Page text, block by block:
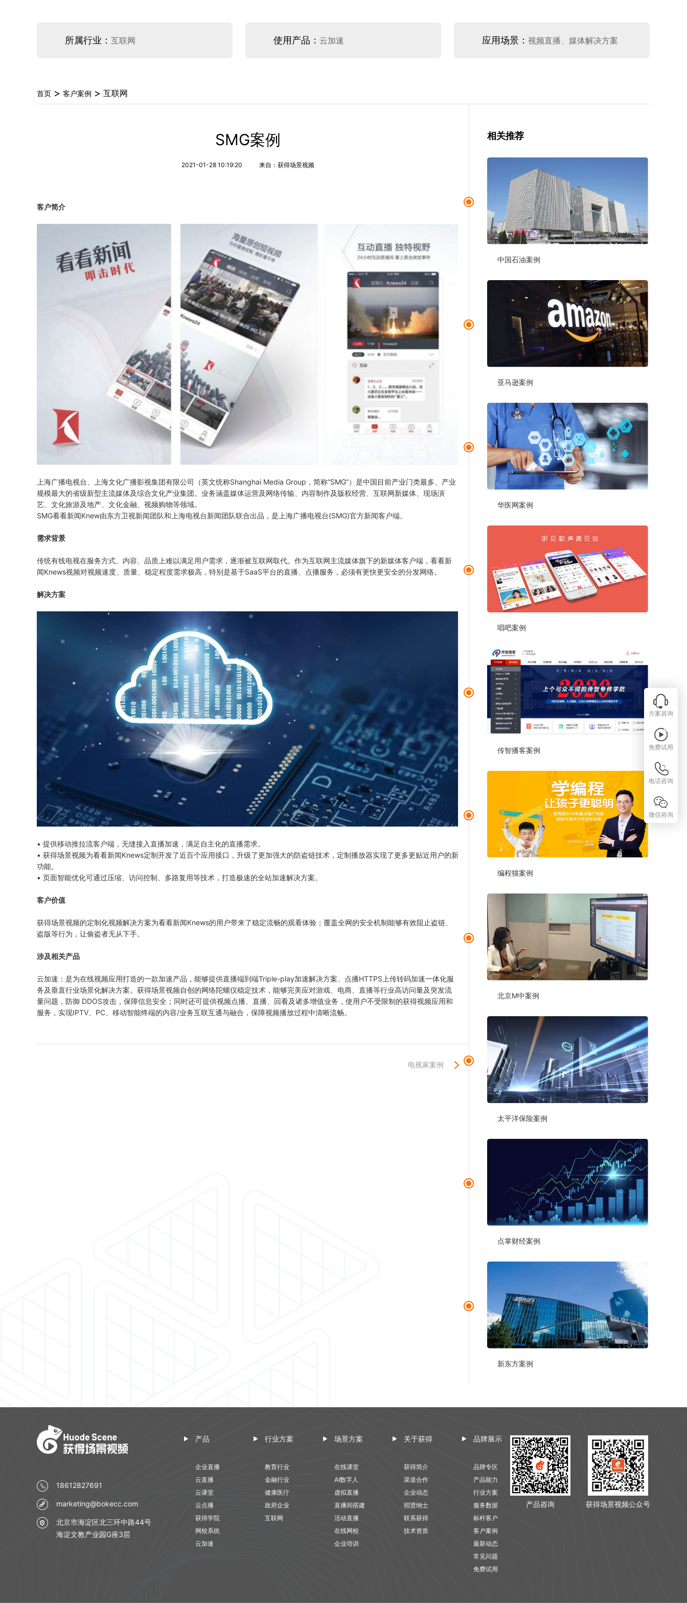
所属行业： 互联网 使用产品： 云加速 应用场景： 视频直播、媒体解决方案
首页 > 客户案例 > 互联网
SMG案例
2021-01-28 10:19:20 来自：获得场景视频
客户简介
上海广播电视台、上海文化广播影视集团有限公司（英文统称Shanghai Media Group，简称“SMG”）是中国目前产业门类最多、产业
规模最大的省级新型主流媒体及综合文化产业集团。业务涵盖媒体运营及网络传输、内容制作及版权经营、互联网新媒体、现场演
艺、文化旅游及地产、文化金融、视频购物等领域。
SMG看看新闻Knew由东方卫视新闻团队和上海电视台新闻团队联合出品，是上海广播电视台(SMG)官方新闻客户端。
需求背景
传统有线电视在服务方式、内容、品质上难以满足用户需求，逐渐被互联网取代。作为互联网主流媒体旗下的新媒体客户端，看看新
闻Knews视频对视频速度、质量、稳定程度需求极高，特别是基于SaaS平台的直播、点播服务，必须有更快更安全的分发网络。
解决方案
• 提供移动推拉流客户端，无缝接入直播加速，满足自主化的直播需求。
• 获得场景视频为看看新闻Knews定制开发了近百个应用接口，升级了更加强大的防盗链技术，定制播放器实现了更多更贴近用户的新
功能。
• 页面智能优化可通过压缩、访问控制、多路复用等技术，打造极速的全站加速解决方案。
客户价值
获得场景视频的定制化视频解决方案为看看新闻Knews的用户带来了稳定流畅的观看体验；覆盖全网的安全机制能够有效阻止盗链、
盗版等行为，让偷盗者无从下手。
涉及相关产品
云加速：是为在线视频应用打造的一款加速产品，能够提供直播端到端Triple-play加速解决方案、点播HTTPS上传转码加速一体化服
务及垂直行业场景化解决方案。获得场景视频自创的网络陀螺仪稳定技术，能够完美应对游戏、电商、直播等行业高访问量及突发流
量问题，防御 DDOS攻击，保障信息安全；同时还可提供视频点播、直播、回看及诸多增值业务，使用户不受限制的获得视频应用和
服务，实现IPTV、PC、移动智能终端的内容/业务互联互通与融合，保障视频播放过程中清晰流畅。
电视家案例
相关推荐
中国石油案例
亚马逊案例
华医网案例
唱吧案例
传智播客案例
编程猫案例
北京M中案例
太平洋保险案例
点掌财经案例
新东方案例
18612827691
marketing@bokecc.com
北京市海淀区北三环中路44号
海淀文教产业园G座3层
产品
企业直播
云直播
云课堂
云点播
获得学院
网校系统
云加速
行业方案
教育行业
金融行业
健康医疗
政府企业
互联网
场景方案
在线课堂
AI数字人
虚拟直播
直播间搭建
活动直播
在线网校
企业培训
关于获得
获得简介
渠道合作
企业动态
招贤纳士
联系获得
技术资质
品牌展示
品牌专区
产品能力
行业方案
服务数据
标杆客户
客户案例
最新动态
常见问题
免费试用
获得场景视频公众号
产品咨询
方案咨询
免费试用
电话咨询
微信咨询